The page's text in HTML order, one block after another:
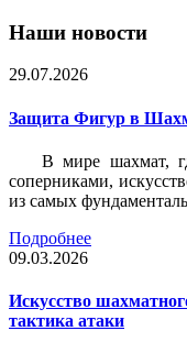
Наши новости
29.07.2026
Защита Фигур в
В мире шахмат,
соперниками,
из самых
Подробнее
09.03.2026
Искусство
тактика атаки